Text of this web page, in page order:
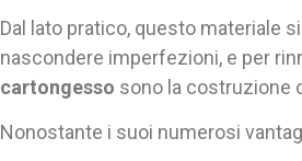
Dal lato pratico, questo materiale
nascondere imperfezioni, e per
cartongesso sono la costruzione
Nonostante i suoi numerosi